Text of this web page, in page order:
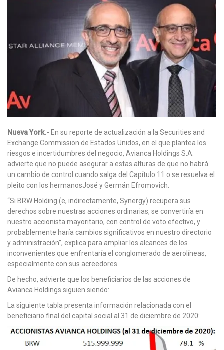
Nueva York.- En su reporte de actualización a la Securities and
Exchange Commission de Estados Unidos, en el que plantea los
riesgos e incertidumbres del negocio, Avianca Holdings S.A.
advierte que no puede asegurar a estas alturas de que no habrá
un cambio de control cuando salga del Capítulo 11 o se resuelva el
pleito con los hermanosJosé y Germán Efromovich.
“Si BRW Holding (e, indirectamente, Synergy) recupera sus
derechos sobre nuestras acciones ordinarias, se convertiría en
nuestro accionista mayoritario, con control de voto efectivo, y
probablemente haría cambios significativos en nuestro directorio
y administración”, explica para ampliar los alcances de los
inconvenientes que enfrentaría el conglomerado de aerolíneas,
especialmente con sus acreedores.
De hecho, advierte que los beneficiarios de las acciones de
Avianca Holdings siguien siendo:
La siguiente tabla presenta información relacionada con el
beneficiario final del capital social al 31 de diciembre de 2020: